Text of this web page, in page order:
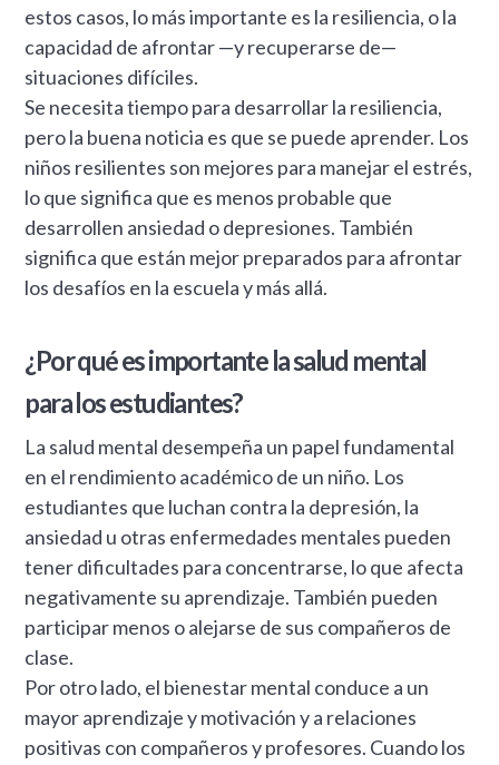
estos casos, lo más importante es la resiliencia, o la
capacidad de afrontar —y recuperarse de—
situaciones difíciles.
Se necesita tiempo para desarrollar la resiliencia,
pero la buena noticia es que se puede aprender. Los
niños resilientes son mejores para manejar el estrés,
lo que significa que es menos probable que
desarrollen ansiedad o depresiones. También
significa que están mejor preparados para afrontar
los desafíos en la escuela y más allá.
¿Por qué es importante la salud mental
para los estudiantes?
La salud mental desempeña un papel fundamental
en el rendimiento académico de un niño. Los
estudiantes que luchan contra la depresión, la
ansiedad u otras enfermedades mentales pueden
tener dificultades para concentrarse, lo que afecta
negativamente su aprendizaje. También pueden
participar menos o alejarse de sus compañeros de
clase.
Por otro lado, el bienestar mental conduce a un
mayor aprendizaje y motivación y a relaciones
positivas con compañeros y profesores. Cuando los